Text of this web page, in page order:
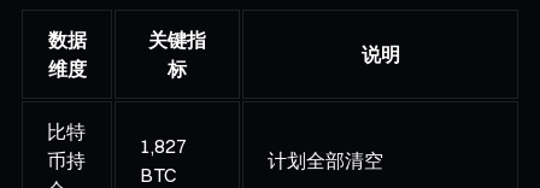
数据
维度
关键指
标
说明
比特
币持
1,827
BTC
计划全部清空